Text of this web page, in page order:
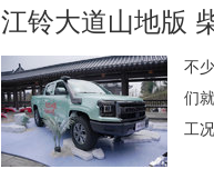
江铃大道山地版
不
们
工